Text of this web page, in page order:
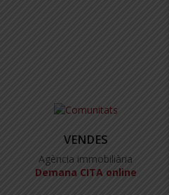
VENDES
Agència immobiliària
Demana CITA online